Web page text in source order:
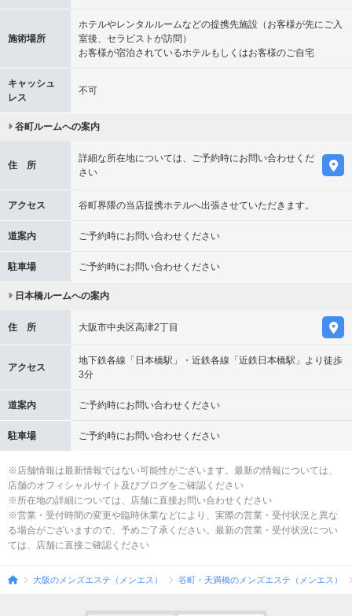
施術場所
ホテルやレンタルルームなどの提携先施設（お客様が先にご入
室後、セラピストが訪問）
お客様が宿泊されているホテルもしくはお客様のご自宅
キャッシュ
レス
不可
谷町ルームへの案内
住 所
詳細な所在地については、ご予約時にお問い合わせくだ
さい
アクセス 谷町界隈の当店提携ホテルへ出張させていただきます。
道案内 ご予約時にお問い合わせください
駐車場 ご予約時にお問い合わせください
日本橋ルームへの案内
住 所 大阪市中央区高津2丁目
アクセス
地下鉄各線「日本橋駅」・近鉄各線「近鉄日本橋駅」より徒歩
3分
道案内 ご予約時にお問い合わせください
駐車場 ご予約時にお問い合わせください
※店舗情報は最新情報ではない可能性がございます。最新の情報については、
店舗のオフィシャルサイト及びブログをご確認ください
※所在地の詳細については、店舗に直接お問い合わせください
※営業・受付時間の変更や臨時休業などにより、実際の営業・受付状況と異な
る場合がございますので、予めご了承ください。最新の営業・受付状況につい
ては、店舗に直接ご確認ください
大阪のメンズエステ（メンエス） 谷町・天満橋のメンズエステ（メンエス）